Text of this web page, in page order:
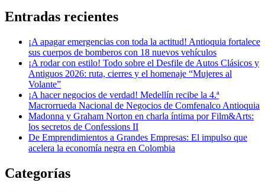
Entradas recientes
¡A apagar emergencias con toda la actitud! Antioquia fortalece
sus cuerpos de bomberos con 18 nuevos vehículos
¡A rodar con estilo! Todo sobre el Desfile de Autos Clásicos y
Antiguos 2026: ruta, cierres y el homenaje “Mujeres al
Volante”
¡A hacer negocios de verdad! Medellín recibe la 4.ª
Macrorrueda Nacional de Negocios de Comfenalco Antioquia
Madonna y Graham Norton en charla íntima por Film&Arts:
los secretos de Confessions II
De Emprendimientos a Grandes Empresas: El impulso que
acelera la economía negra en Colombia
Categorías